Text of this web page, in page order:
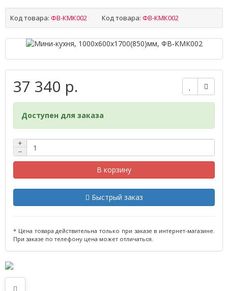
Код товара: ФВ-КМК002 Код товара: ФВ-КМК002
37 340 р.
Доступен для заказа
+
−
В корзину
Быстрый заказ
* Цена товара действительна только при заказе в интернет-магазине.
При заказе по телефону цена может отличаться.